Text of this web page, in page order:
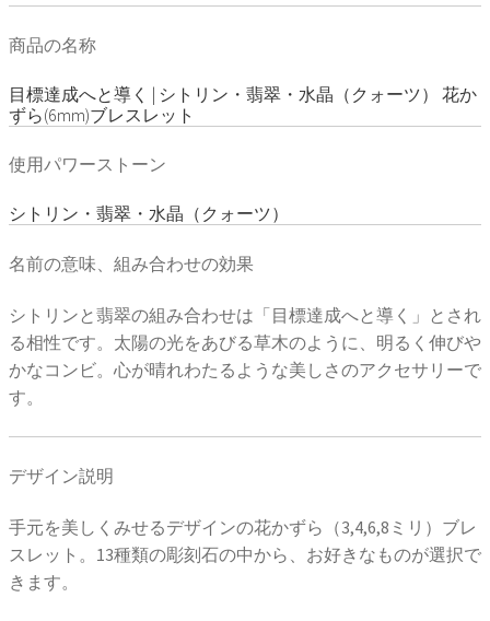
商品の名称
目標達成へと導く | シトリン・翡翠・水晶（クォーツ） 花か
ずら(6mm)ブレスレット
使用パワーストーン
シトリン・翡翠・水晶（クォーツ）
名前の意味、組み合わせの効果
シトリンと翡翠の組み合わせは「目標達成へと導く」とされ
る相性です。太陽の光をあびる草木のように、明るく伸びや
かなコンビ。心が晴れわたるような美しさのアクセサリーで
す。
デザイン説明
手元を美しくみせるデザインの花かずら（3,4,6,8ミリ）ブレ
スレット。13種類の彫刻石の中から、お好きなものが選択で
きます。